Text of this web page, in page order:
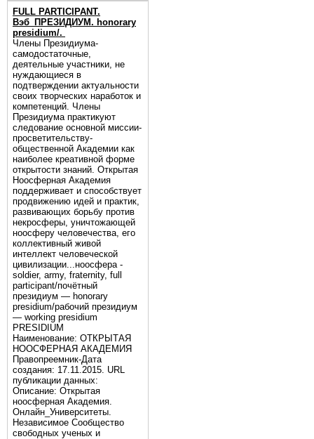
FULL PARTICIPANT.
Вэб_ПРЕЗИДИУМ. honorary
presidium/.
Члены Президиума-
самодостаточные,
деятельные участники, не
нуждающиеся в
подтверждении актуальности
своих творческих наработок и
компетенций. Члены
Президиума практикуют
следование основной миссии-
просветительству-
общественной Академии как
наиболее креативной форме
открытости знаний. Открытая
Ноосферная Академия
поддерживает и способствует
продвижению идей и практик,
развивающих борьбу против
некросферы, уничтожающей
ноосферу человечества, его
коллективный живой
интеллект человеческой
цивилизации...ноосфера -
soldier, army, fraternity, full
participant/почётный
президиум — honorary
presidium/рабочий президиум
— working presidium
PRESIDIUM
Наименование: ОТКРЫТАЯ
НООСФЕРНАЯ АКАДЕМИЯ
Правопреемник-Дата
создания: 17.11.2015. URL
публикации данных:
Описание: Открытая
ноосферная Академия.
Онлайн_Университеты.
Независимое Сообщество
свободных ученых и